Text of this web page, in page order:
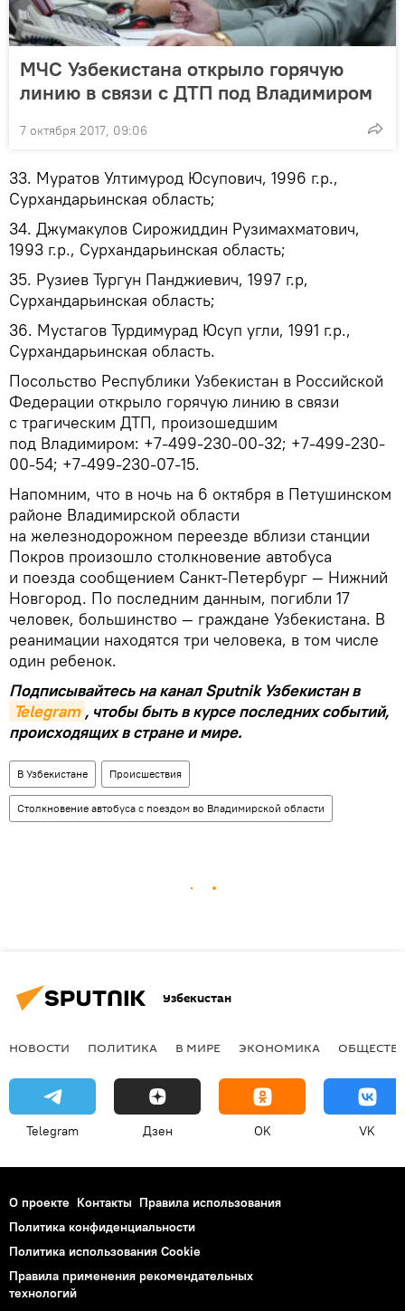
МЧС Узбекистана открыло горячую
линию в связи с ДТП под Владимиром
7 октября 2017, 09:06
33. Муратов Ултимурод Юсупович, 1996 г.р.,
Сурхандарьинская область;
34. Джумакулов Сирожиддин Рузимахматович,
1993 г.р., Сурхандарьинская область;
35. Рузиев Тургун Панджиевич, 1997 г.р,
Сурхандарьинская область;
36. Мустагов Турдимурад Юсуп угли, 1991 г.р.,
Сурхандарьинская область.
Посольство Республики Узбекистан в Российской
Федерации открыло горячую линию в связи
с трагическим ДТП, произошедшим
под Владимиром: +7-499-230-00-32; +7-499-230-
00-54; +7-499-230-07-15.
Напомним, что в ночь на 6 октября в Петушинском
районе Владимирской области
на железнодорожном переезде вблизи станции
Покров произошло столкновение автобуса
и поезда сообщением Санкт-Петербург — Нижний
Новгород. По последним данным, погибли 17
человек, большинство — граждане Узбекистана. В
реанимации находятся три человека, в том числе
один ребенок.
Подписывайтесь на канал Sputnik Узбекистан в
Telegram , чтобы быть в курсе последних событий,
происходящих в стране и мире.
В Узбекистане Происшествия
Столкновение автобуса с поездом во Владимирской области
Узбекистан
НОВОСТИ ПОЛИТИКА В МИРЕ ЭКОНОМИКА
Telegram Дзен OK VK
О проекте Контакты Правила использования
Политика конфиденциальности
Политика использования Cookie
Правила применения рекомендательных
технологий